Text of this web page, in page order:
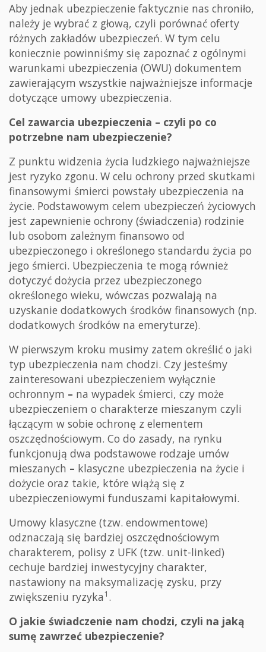
Aby jednak ubezpieczenie faktycznie nas chroniło,
należy je wybrać z głową, czyli porównać oferty
różnych zakładów ubezpieczeń. W tym celu
koniecznie powinniśmy się zapoznać z ogólnymi
warunkami ubezpieczenia (OWU) dokumentem
zawierającym wszystkie najważniejsze informacje
dotyczące umowy ubezpieczenia.
Cel zawarcia ubezpieczenia – czyli po co
potrzebne nam ubezpieczenie?
Z punktu widzenia życia ludzkiego najważniejsze
jest ryzyko zgonu. W celu ochrony przed skutkami
finansowymi śmierci powstały ubezpieczenia na
życie. Podstawowym celem ubezpieczeń życiowych
jest zapewnienie ochrony (świadczenia) rodzinie
lub osobom zależnym finansowo od
ubezpieczonego i określonego standardu życia po
jego śmierci. Ubezpieczenia te mogą również
dotyczyć dożycia przez ubezpieczonego
określonego wieku, wówczas pozwalają na
uzyskanie dodatkowych środków finansowych (np.
dodatkowych środków na emeryturze).
W pierwszym kroku musimy zatem określić o jaki
typ ubezpieczenia nam chodzi. Czy jesteśmy
zainteresowani ubezpieczeniem wyłącznie
ochronnym – na wypadek śmierci, czy może
ubezpieczeniem o charakterze mieszanym czyli
łączącym w sobie ochronę z elementem
oszczędnościowym. Co do zasady, na rynku
funkcjonują dwa podstawowe rodzaje umów
mieszanych – klasyczne ubezpieczenia na życie i
dożycie oraz takie, które wiążą się z
ubezpieczeniowymi funduszami kapitałowymi.
Umowy klasyczne (tzw. endowmentowe)
odznaczają się bardziej oszczędnościowym
charakterem, polisy z UFK (tzw. unit-linked)
cechuje bardziej inwestycyjny charakter,
nastawiony na maksymalizację zysku, przy
zwiększeniu ryzyka1 .
O jakie świadczenie nam chodzi, czyli na jaką
sumę zawrzeć ubezpieczenie?